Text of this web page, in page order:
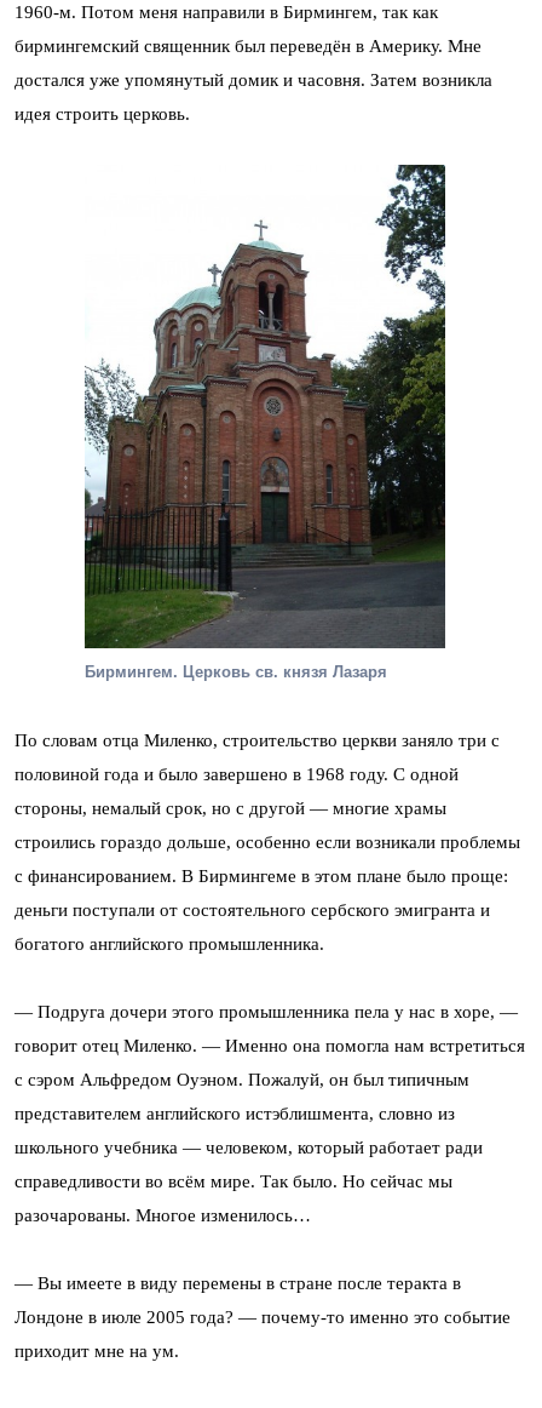
1960-м. Потом меня направили в Бирмингем, так как
бирмингемский священник был переведён в Америку. Мне
достался уже упомянутый домик и часовня. Затем возникла
идея строить церковь.
Бирмингем. Церковь св. князя Лазаря
По словам отца Миленко, строительство церкви заняло три с
половиной года и было завершено в 1968 году. С одной
стороны, немалый срок, но с другой — многие храмы
строились гораздо дольше, особенно если возникали проблемы
с финансированием. В Бирмингеме в этом плане было проще:
деньги поступали от состоятельного сербского эмигранта и
богатого английского промышленника.
— Подруга дочери этого промышленника пела у нас в хоре, —
говорит отец Миленко. — Именно она помогла нам встретиться
с сэром Альфредом Оуэном. Пожалуй, он был типичным
представителем английского истэблишмента, словно из
школьного учебника — человеком, который работает ради
справедливости во всём мире. Так было. Но сейчас мы
разочарованы. Многое изменилось…
— Вы имеете в виду перемены в стране после теракта в
Лондоне в июле 2005 года? — почему-то именно это событие
приходит мне на ум.